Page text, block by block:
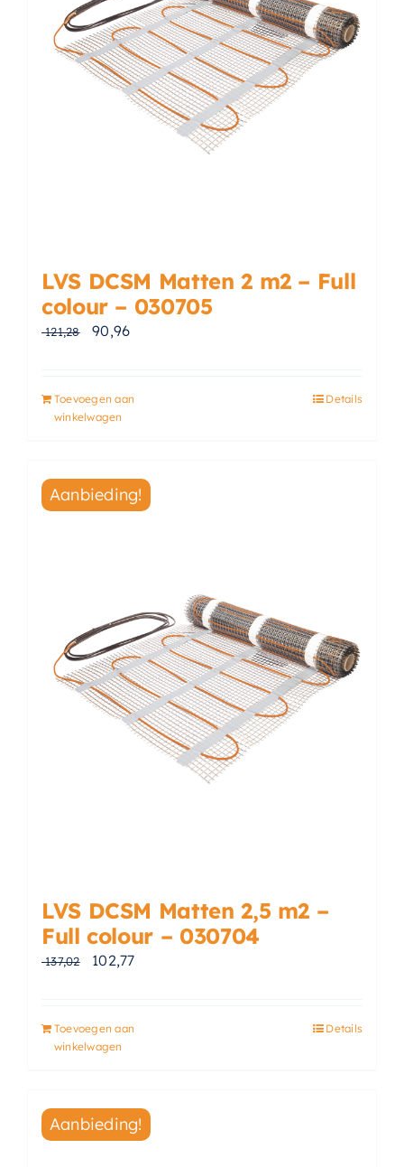
LVS DCSM Matten 2 m2 – Full
colour – 030705
121,28 Oorspronkelijke prijs was: € 121,28.
90,96Huidige prijs is: € 90,96.
Toevoegen aan
winkelwagen
Details
Aanbieding!
LVS DCSM Matten 2,5 m2 –
Full colour – 030704
137,02 Oorspronkelijke prijs was: € 137,02.
102,77Huidige prijs is: € 102,77.
Toevoegen aan
winkelwagen
Details
Aanbieding!